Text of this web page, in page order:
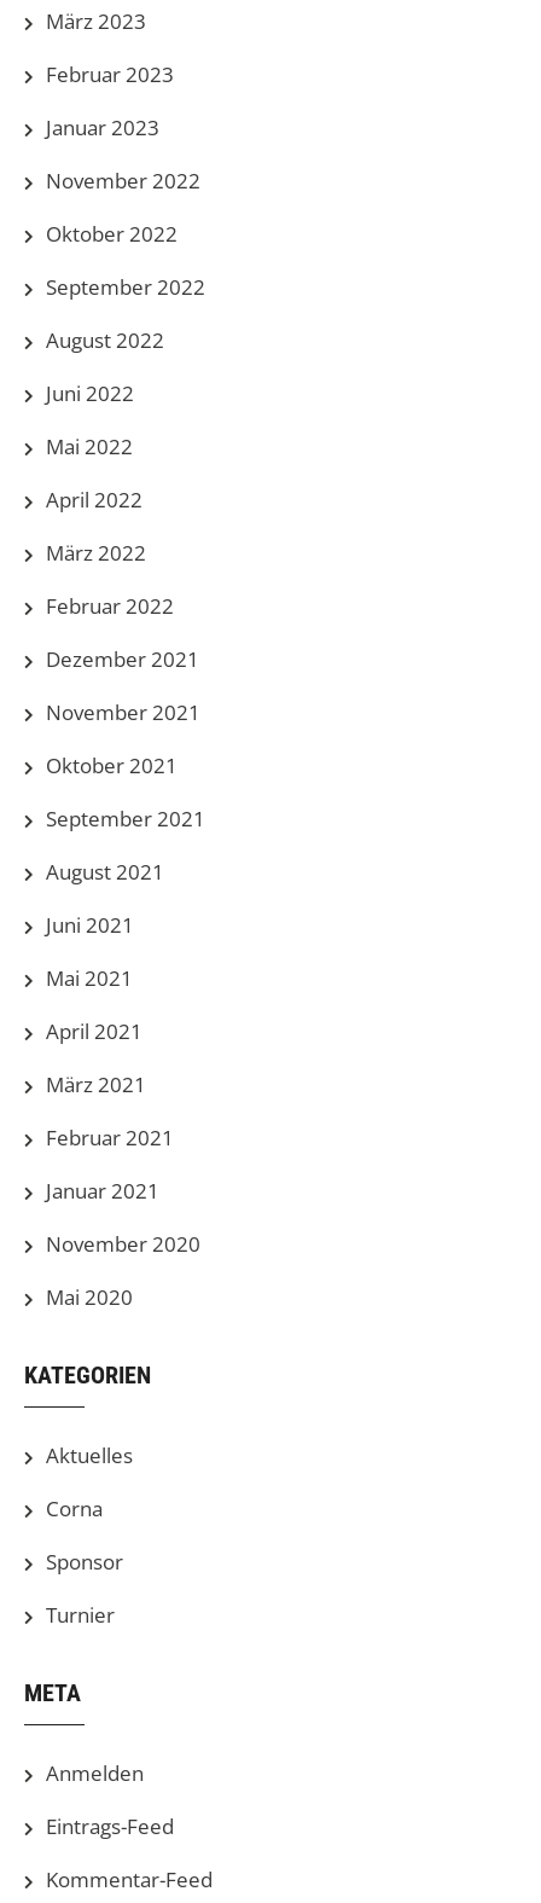
März 2023
Februar 2023
Januar 2023
November 2022
Oktober 2022
September 2022
August 2022
Juni 2022
Mai 2022
April 2022
März 2022
Februar 2022
Dezember 2021
November 2021
Oktober 2021
September 2021
August 2021
Juni 2021
Mai 2021
April 2021
März 2021
Februar 2021
Januar 2021
November 2020
Mai 2020
KATEGORIEN
Aktuelles
Corna
Sponsor
Turnier
META
Anmelden
Eintrags-Feed
Kommentar-Feed